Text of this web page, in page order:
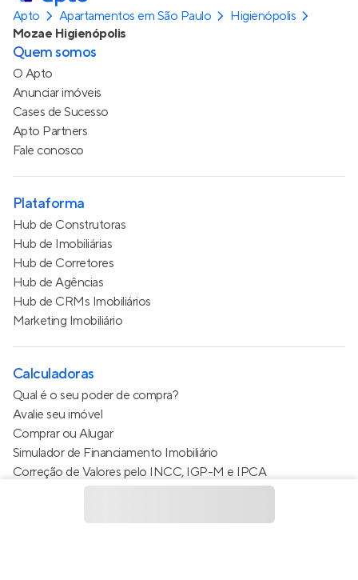
Apto Apartamentos em São Paulo
Higienópolis
Mozae Higienópolis
Quem somos
O Apto
Anunciar imóveis
Cases de Sucesso
Apto Partners
Fale conosco
Plataforma
Hub de Construtoras
Hub de Imobiliárias
Hub de Corretores
Hub de Agências
Hub de CRMs Imobiliários
Marketing Imobiliário
Calculadoras
Qual é o seu poder de compra?
Avalie seu imóvel
Comprar ou Alugar
Simulador de Financiamento Imobiliário
Correção de Valores pelo INCC, IGP-M e IPCA
Estimativa de valor do condomínio